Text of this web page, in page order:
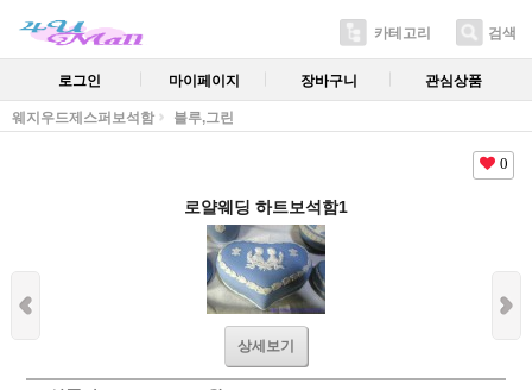
카테고리 검색
로그인 마이페이지 장바구니 관심상품
웨지우드제스퍼보석함 블루,그린
0
로얄웨딩 하트보석함1
상세보기